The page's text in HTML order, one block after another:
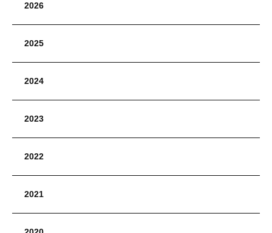
2026
2025
2024
2023
2022
2021